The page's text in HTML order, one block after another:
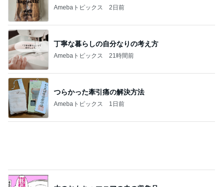
Amebaトピックス 2日前
丁寧な暮らしの自分なりの考え方
Amebaトピックス 21時間前
つらかった牽引痛の解決方法
Amebaトピックス 1日前